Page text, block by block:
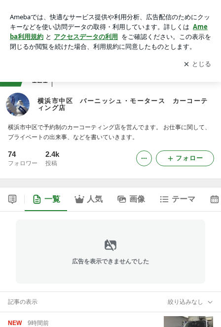
アプリをダウンロードして ブログの更新通知
を受け取りまし
ょう。
開く
121
横浜市中区 バーニッシュ・モータース カーコーテ
ィング店
横浜市中区で予約制のカーコーティング店を営んでます。 お仕事に関して、
プライベートの出来事、などを書いていきます。
74
フォロワー
2.4k
投稿
フォロー
一覧 人気 画像 テーマ
広告を表示できませんでした
記事の表示 絞り込みなし
NEW 9時間前